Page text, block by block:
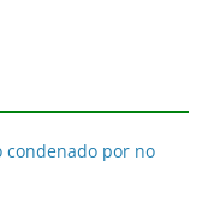
condenado por no